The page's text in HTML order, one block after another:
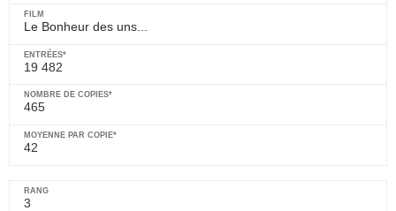
Le Bonheur des uns...
19 482
465
42
3